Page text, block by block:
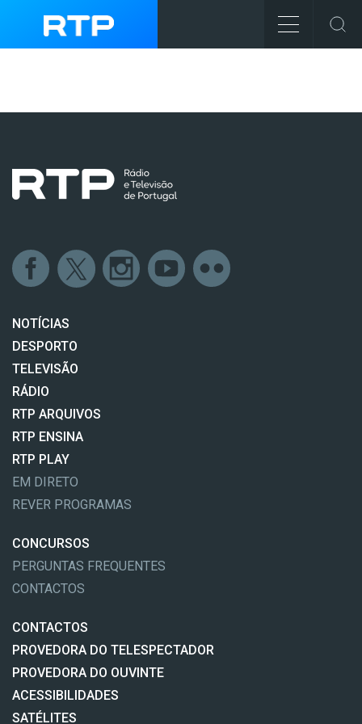
NOTÍCIAS
DESPORTO
TELEVISÃO
RÁDIO
RTP ARQUIVOS
RTP ENSINA
RTP PLAY
EM DIRETO
REVER PROGRAMAS
CONCURSOS
PERGUNTAS FREQUENTES
CONTACTOS
CONTACTOS
PROVEDORA DO TELESPECTADOR
PROVEDORA DO OUVINTE
ACESSIBILIDADES
SATÉLITES